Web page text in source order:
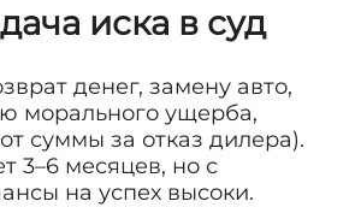
иска в суд
денег, замену авто,
морального ущерба,
суммы за отказ дилера).
3–6 месяцев, но с
на успех высоки.